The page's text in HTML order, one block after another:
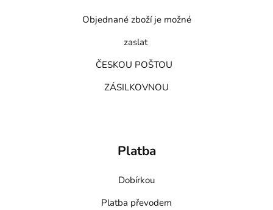
Objednané zboží je možné
zaslat
ČESKOU POŠTOU
ZÁSILKOVNOU
Platba
Dobírkou
Platba převodem